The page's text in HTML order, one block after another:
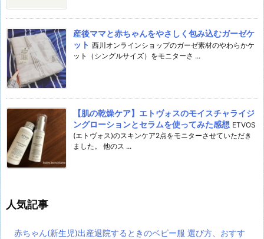
産後ママと赤ちゃんをやさしく包み込むガーゼケ
ット 西川オンラインショップのガーゼ素材のやわらかケ
ット（シングルサイズ）をモニターさ ...
【肌の乾燥ケア】エトヴォスのモイスチャライジ
ングローションとセラムを使ってみた感想 ETVOS
(エトヴォス)のスキンケア2点をモニターさせていただき
ました。 他のス ...
人気記事
赤ちゃん(新生児)出産退院するときのベビー服 選び方、おすす